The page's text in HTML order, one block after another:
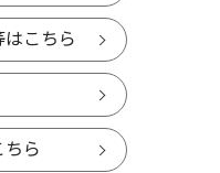
こちら
ら